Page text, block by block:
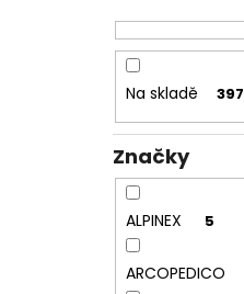
Na skladě 397
Značky
ALPINEX 5
ARCOPEDICO